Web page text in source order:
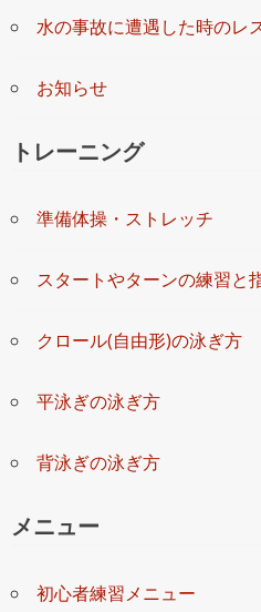
水の事故に遭遇した時のレ
お知らせ
トレーニング
準備体操・ストレッチ
スタートやターンの練習と
クロール(自由形)の泳ぎ方
平泳ぎの泳ぎ方
背泳ぎの泳ぎ方
メニュー
初心者練習メニュー